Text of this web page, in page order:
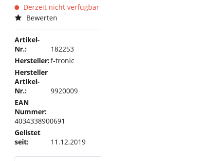
Derzeit nicht verfügbar
Bewerten
Artikel-
Nr.:
182253
Hersteller:f-tronic
Hersteller
Artikel-
Nr.:
9920009
EAN
Nummer:
4034338900691
Gelistet
seit:
11.12.2019